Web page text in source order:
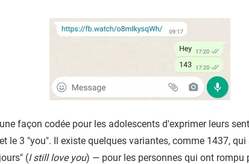
façon codée pour les adolescents d'exprimer leurs
le 3 "you". Il existe quelques variantes, comme 1437, qui
(I still love you) — pour les personnes qui ont rompu